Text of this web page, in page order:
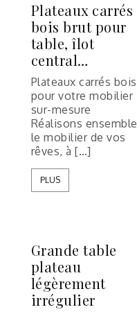
Plateaux carrés
bois brut pour
table, îlot
central…
Plateaux carrés bois
pour votre mobilier
sur-mesure
Réalisons ensemble
le mobilier de vos
rêves, à […]
PLUS
Grande table
plateau
légèrement
irrégulier